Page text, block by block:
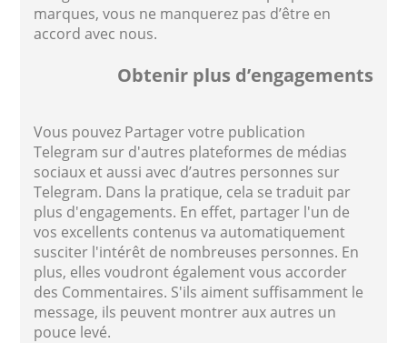
marques, vous ne manquerez pas d’être en
accord avec nous.
Obtenir plus d’engagements
Vous pouvez Partager votre publication
Telegram sur d'autres plateformes de médias
sociaux et aussi avec d’autres personnes sur
Telegram. Dans la pratique, cela se traduit par
plus d'engagements. En effet, partager l'un de
vos excellents contenus va automatiquement
susciter l'intérêt de nombreuses personnes. En
plus, elles voudront également vous accorder
des Commentaires. S'ils aiment suffisamment le
message, ils peuvent montrer aux autres un
pouce levé.